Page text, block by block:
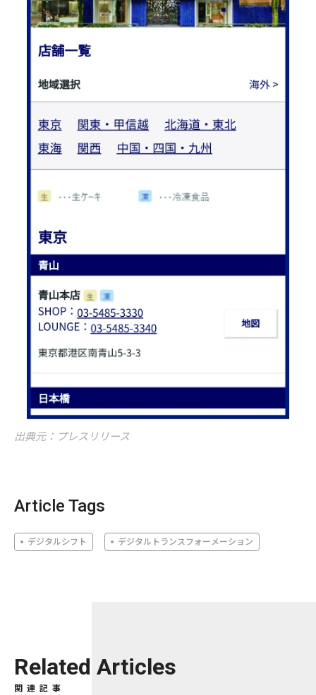
出典元：プレスリリース
Article Tags
デジタルシフト デジタルトランスフォーメーション
Related Articles
関連記事